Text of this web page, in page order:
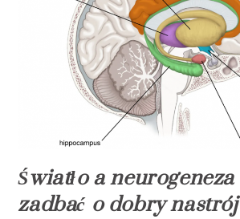
Światło a
zadbać o dobry